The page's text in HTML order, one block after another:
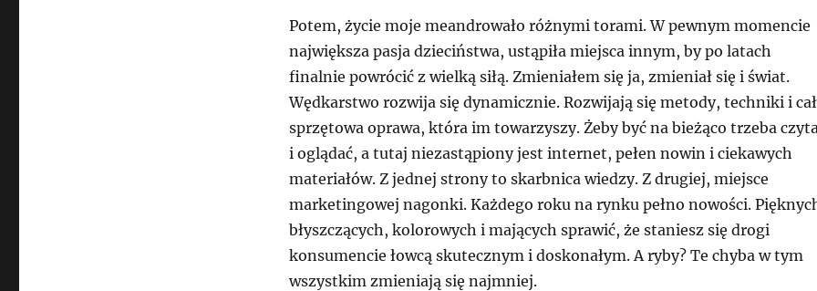
Potem, życie moje meandrowało różnymi torami. W pewnym momencie
największa pasja dzieciństwa, ustąpiła miejsca innym, by po latach
finalnie powrócić z wielką siłą. Zmieniałem się ja, zmieniał się i świat.
Wędkarstwo rozwija się dynamicznie. Rozwijają się metody, techniki i
sprzętowa oprawa, która im towarzyszy. Żeby być na bieżąco trzeba
i oglądać, a tutaj niezastąpiony jest internet, pełen nowin i ciekawych
materiałów. Z jednej strony to skarbnica wiedzy. Z drugiej, miejsce
marketingowej nagonki. Każdego roku na rynku pełno nowości.
błyszczących, kolorowych i mających sprawić, że staniesz się drogi
konsumencie łowcą skutecznym i doskonałym. A ryby? Te chyba w tym
wszystkim zmieniają się najmniej.